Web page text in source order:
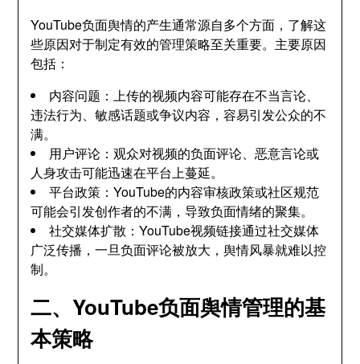
YouTube负面舆情的产生通常源自多个方面，了解这
些原因对于制定有效的管理策略至关重要。主要原因
包括：
内容问题：上传的视频内容可能存在不当言论、
违法行为、敏感话题或争议内容，容易引发公众的不
满。
用户评论：观众对视频的负面评论、恶意言论或
人身攻击可能迅速在平台上蔓延。
平台政策：YouTube的内容审核政策或社区规范
可能会引发创作者的不满，导致负面情绪的聚集。
社交媒体扩散：YouTube视频链接通过社交媒体
广泛传播，一旦负面评论被放大，舆情风暴就难以控
制。
二、YouTube负面舆情管理的基
本策略